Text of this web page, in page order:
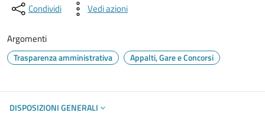
Condividi Vedi azioni
Argomenti
Trasparenza amministrativa Appalti, Gare e Concorsi
DISPOSIZIONI GENERALI